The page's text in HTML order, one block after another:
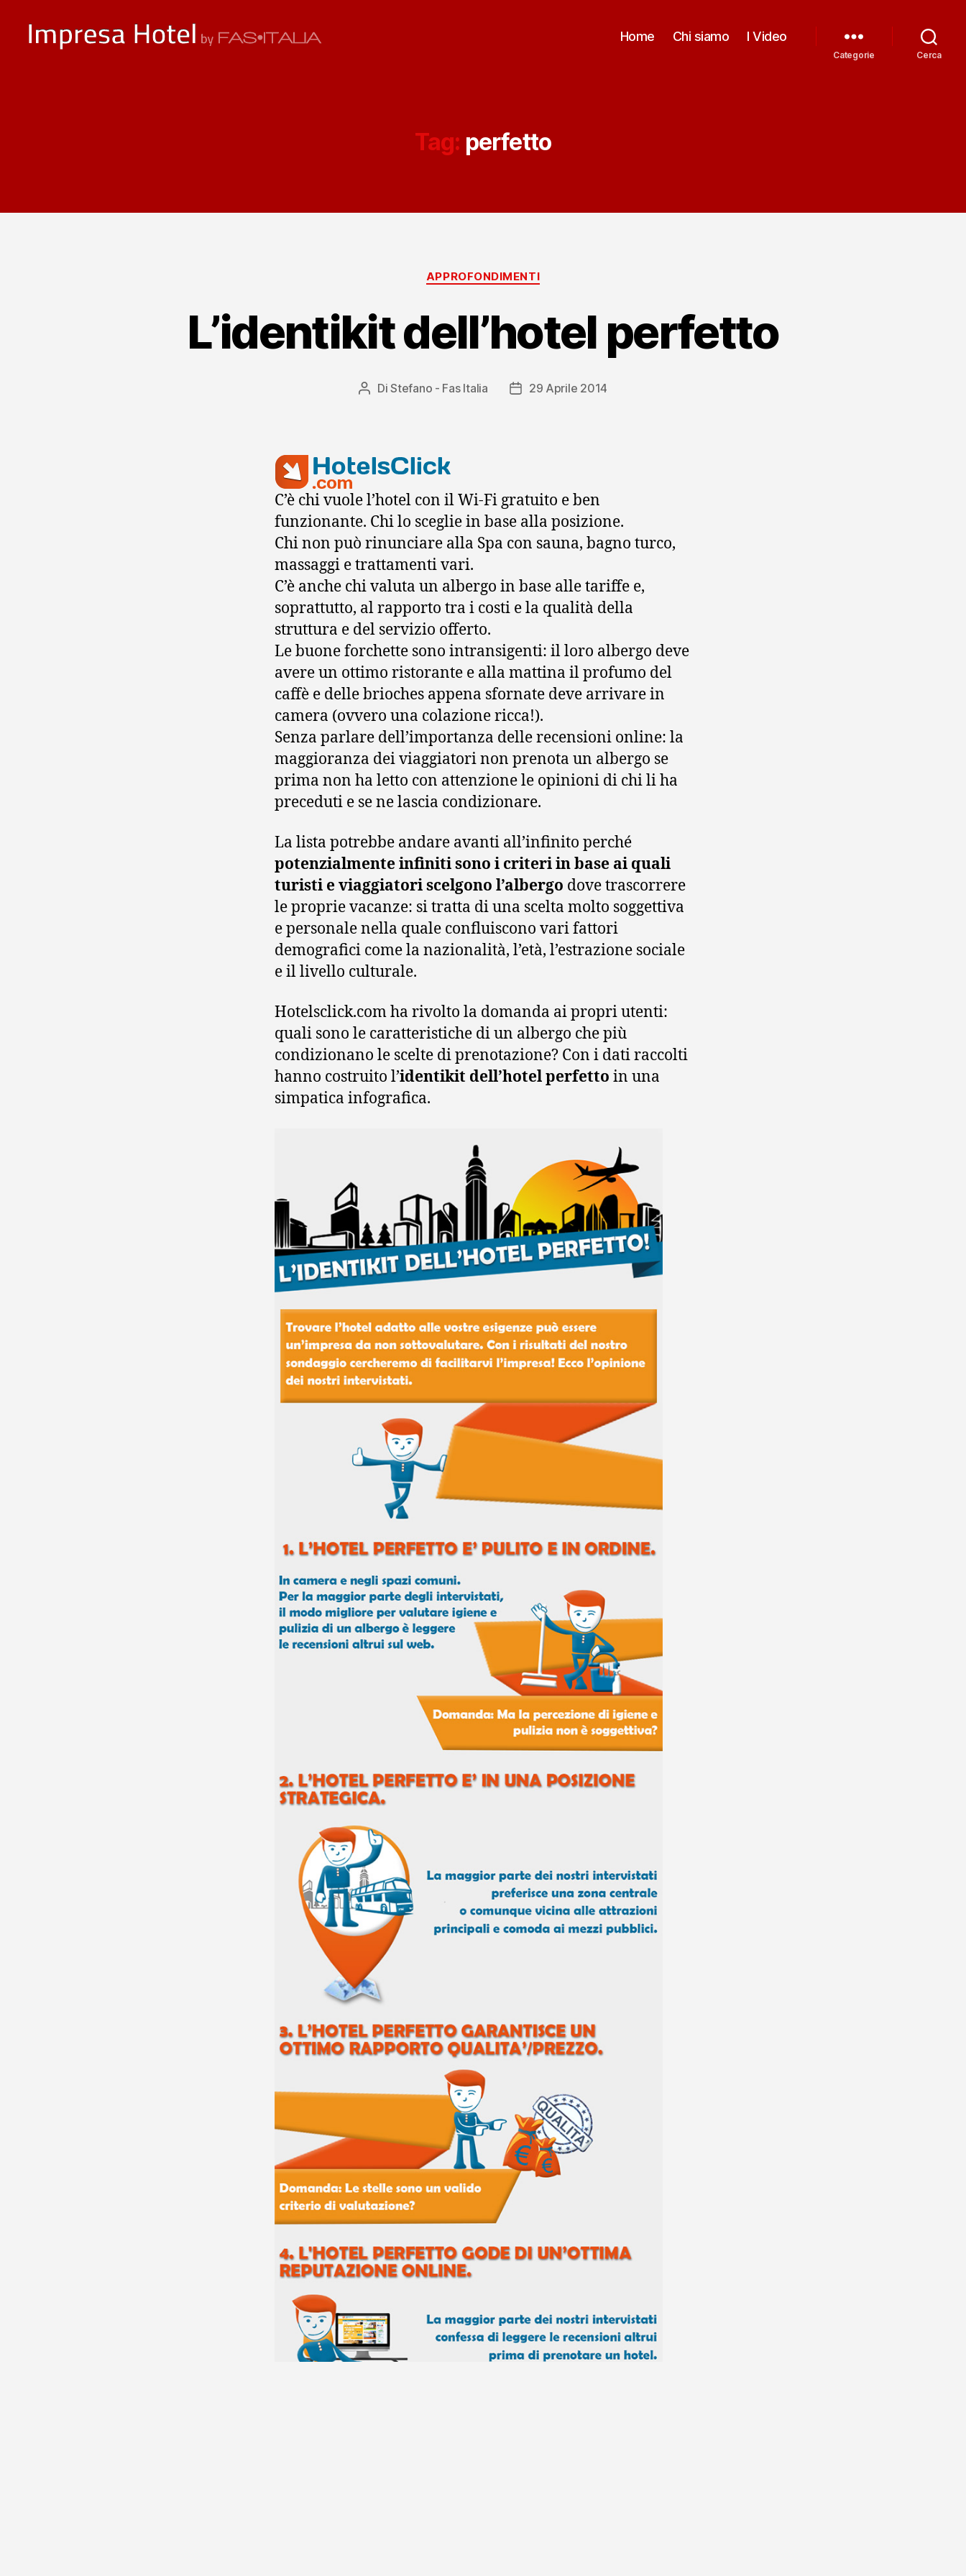
Home Chi siamo I Video
Categorie Cerca
Tag: perfetto
Categorie
APPROFONDIMENTI
L’identikit dell’hotel perfetto
Autore
DiStefano - Fas Italia
Data29 Aprile 2014
C’è chi vuole l’hotel con il Wi-Fi gratuito e ben
funzionante. Chi lo sceglie in base alla posizione.
Chi non può rinunciare alla Spa con sauna, bagno turco,
massaggi e trattamenti vari.
C’è anche chi valuta un albergo in base alle tariffe e,
soprattutto, al rapporto tra i costi e la qualità della
struttura e del servizio offerto.
Le buone forchette sono intransigenti: il loro albergo deve
avere un ottimo ristorante e alla mattina il profumo del
caffè e delle brioches appena sfornate deve arrivare in
camera (ovvero una colazione ricca!).
Senza parlare dell’importanza delle recensioni online: la
maggioranza dei viaggiatori non prenota un albergo se
prima non ha letto con attenzione le opinioni di chi li ha
preceduti e se ne lascia condizionare.
La lista potrebbe andare avanti all’infinito perché
potenzialmente infiniti sono i criteri in base ai quali
turisti e viaggiatori scelgono l’albergo dove trascorrere
le proprie vacanze: si tratta di una scelta molto soggettiva
e personale nella quale confluiscono vari fattori
demografici come la nazionalità, l’età, l’estrazione sociale
e il livello culturale.
Hotelsclick.com ha rivolto la domanda ai propri utenti:
quali sono le caratteristiche di un albergo che più
condizionano le scelte di prenotazione? Con i dati raccolti
hanno costruito l’identikit dell’hotel perfetto in una
simpatica infografica.